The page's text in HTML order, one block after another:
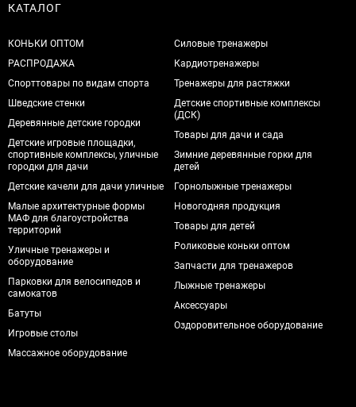
КАТАЛОГ
КОНЬКИ ОПТОМ
РАСПРОДАЖА
Спорттовары по видам спорта
Шведские стенки
Деревянные детские городки
Детские игровые площадки,
спортивные комплексы, уличные
городки для дачи
Детские качели для дачи уличные
Малые архитектурные формы
МАФ для благоустройства
территорий
Уличные тренажеры и
оборудование
Парковки для велосипедов и
самокатов
Батуты
Игровые столы
Массажное оборудование
Силовые тренажеры
Кардиотренажеры
Тренажеры для растяжки
Детские спортивные комплексы
(ДСК)
Товары для дачи и сада
Зимние деревянные горки для
детей
Горнолыжные тренажеры
Новогодняя продукция
Товары для детей
Роликовые коньки оптом
Запчасти для тренажеров
Лыжные тренажеры
Аксессуары
Оздоровительное оборудование